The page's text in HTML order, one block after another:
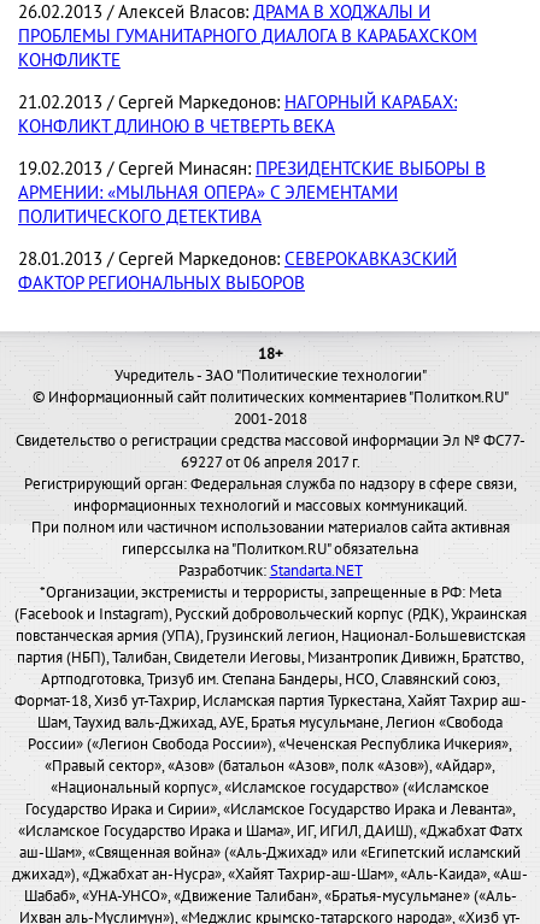
26.02.2013 / Алексей Власов: ДРАМА В ХОДЖАЛЫ И
ПРОБЛЕМЫ ГУМАНИТАРНОГО ДИАЛОГА В КАРАБАХСКОМ
КОНФЛИКТЕ
21.02.2013 / Сергей Маркедонов: НАГОРНЫЙ КАРАБАХ:
КОНФЛИКТ ДЛИНОЮ В ЧЕТВЕРТЬ ВЕКА
19.02.2013 / Сергей Минасян: ПРЕЗИДЕНТСКИЕ ВЫБОРЫ В
АРМЕНИИ: «МЫЛЬНАЯ ОПЕРА» С ЭЛЕМЕНТАМИ
ПОЛИТИЧЕСКОГО ДЕТЕКТИВА
28.01.2013 / Сергей Маркедонов: СЕВЕРОКАВКАЗСКИЙ
ФАКТОР РЕГИОНАЛЬНЫХ ВЫБОРОВ
18+
Учредитель - ЗАО "Политические технологии"
© Информационный сайт политических комментариев "Политком.RU"
2001-2018
Свидетельство о регистрации средства массовой информации Эл № ФС77-
69227 от 06 апреля 2017 г.
Регистрирующий орган: Федеральная служба по надзору в сфере связи,
информационных технологий и массовых коммуникаций.
При полном или частичном использовании материалов сайта активная
гиперссылка на "Политком.RU" обязательна
Разработчик:Standarta.NET
*Организации, экстремисты и террористы, запрещенные в РФ: Meta
(Facebook и Instagram), Русский добровольческий корпус (РДК), Украинская
повстанческая армия (УПА), Грузинский легион, Национал-Большевистская
партия (НБП), Талибан, Свидетели Иеговы, Мизантропик Дивижн, Братство,
Артподготовка, Тризуб им. Степана Бандеры, НСО, Славянский союз,
Формат-18, Хизб ут-Тахрир, Исламская партия Туркестана, Хайят Тахрир аш-
Шам, Таухид валь-Джихад, АУЕ, Братья мусульмане, Легион «Свобода
России» («Легион Свобода России»), «Чеченская Республика Ичкерия»,
«Правый сектор», «Азов» (батальон «Азов», полк «Азов»), «Айдар»,
«Национальный корпус», «Исламское государство» («Исламское
Государство Ирака и Сирии», «Исламское Государство Ирака и Леванта»,
«Исламское Государство Ирака и Шама», ИГ, ИГИЛ, ДАИШ), «Джабхат Фатх
аш-Шам», «Священная война» («Аль-Джихад» или «Египетский исламский
джихад»), «Джабхат ан-Нусра», «Хайят Тахрир-аш-Шам», «Аль-Каида», «Аш-
Шабаб», «УНА-УНСО», «Движение Талибан», «Братья-мусульмане» («Аль-
Ихван аль-Муслимун»), «Меджлис крымско-татарского народа», «Хизб ут-